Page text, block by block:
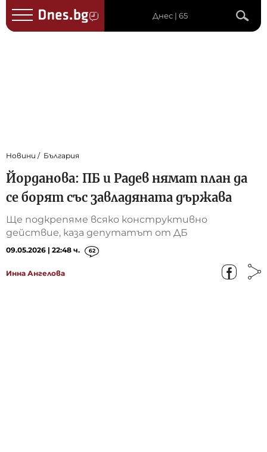
Днес | 65
Новини България
Йорданова: ПБ и Радев нямат план да
се борят със завладяната държава
Ще подкрепяме всяко конструктивно
действие, каза депутатът от ДБ
09.05.2026 | 22:48 ч. 62
Инна Ангелова